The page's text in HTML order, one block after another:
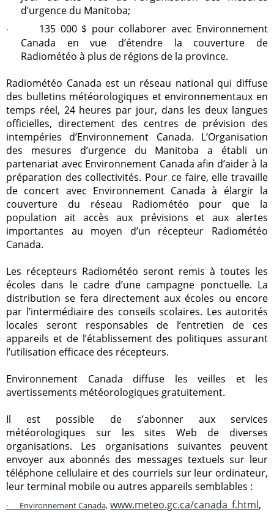
d’urgence du Manitoba;
·
135 000 $ pour collaborer avec Environnement
Canada en vue d’étendre la couverture de
Radiométéo à plus de régions de la province.
Radiométéo Canada est un réseau national qui diffuse
des bulletins météorologiques et environnementaux en
temps réel, 24 heures par jour, dans les deux langues
officielles, directement des centres de prévision des
intempéries d’Environnement Canada. L’Organisation
des mesures d’urgence du Manitoba a établi un
partenariat avec Environnement Canada afin d’aider à la
préparation des collectivités. Pour ce faire, elle travaille
de concert avec Environnement Canada à élargir la
couverture du réseau Radiométéo pour que la
population ait accès aux prévisions et aux alertes
importantes au moyen d’un récepteur Radiométéo
Canada.
Les récepteurs Radiométéo seront remis à toutes les
écoles dans le cadre d’une campagne ponctuelle. La
distribution se fera directement aux écoles ou encore
par l’intermédiaire des conseils scolaires. Les autorités
locales seront responsables de l’entretien de ces
appareils et de l’établissement des politiques assurant
l’utilisation efficace des récepteurs.
Environnement Canada diffuse les veilles et les
avertissements météorologiques gratuitement.
Il est possible de s’abonner aux services
météorologiques sur les sites Web de diverses
organisations. Les organisations suivantes peuvent
envoyer aux abonnés des messages textuels sur leur
téléphone cellulaire et des courriels sur leur ordinateur,
leur terminal mobile ou autres appareils semblables :
· Environnement Canada, www.meteo.gc.ca/canada_f.html,